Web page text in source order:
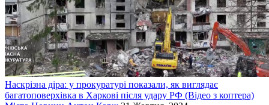
Наскрізна діра: у прокуратурі показали, як виглядає
багатоповерхівка в Харкові після удару РФ (Відео з коптера)